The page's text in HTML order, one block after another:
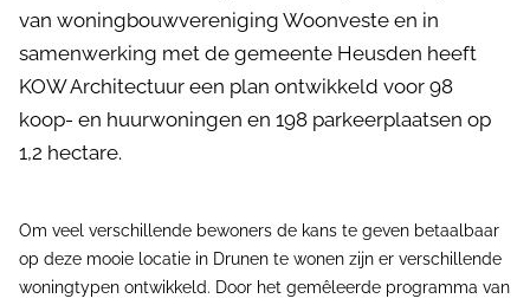
van woningbouwvereniging Woonveste en in
samenwerking met de gemeente Heusden heeft
KOW Architectuur een plan ontwikkeld voor 98
koop- en huurwoningen en 198 parkeerplaatsen op
1,2 hectare.
Om veel verschillende bewoners de kans te geven betaalbaar
op deze mooie locatie in Drunen te wonen zijn er verschillende
woningtypen ontwikkeld. Door het gemêleerde programma van